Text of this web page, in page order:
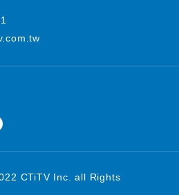
CTiTV Inc. all Rights